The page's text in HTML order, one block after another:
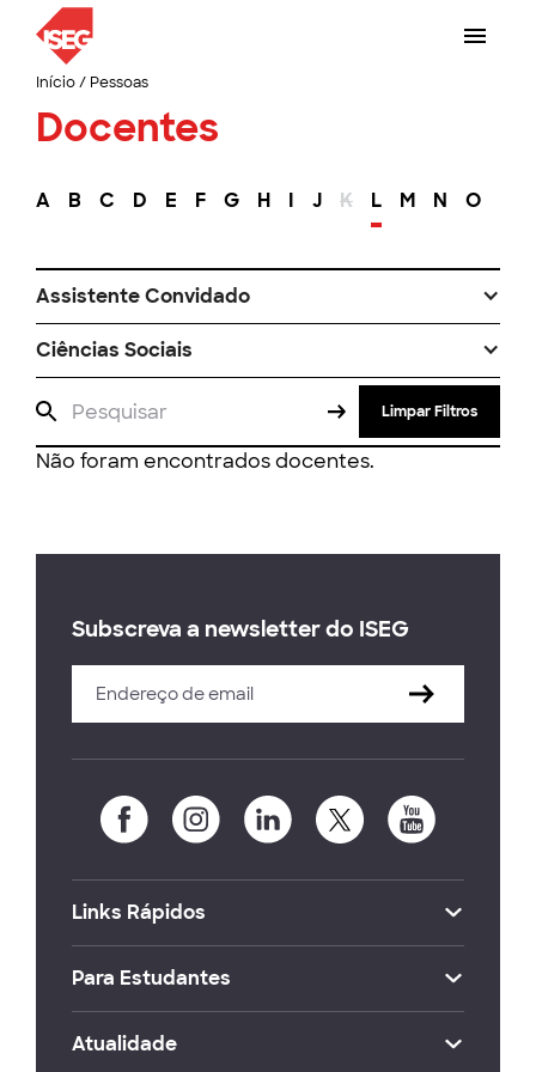
Início/ Pessoas
Docentes
A B C D E F G H I J K L M N O
Assistente Convidado
Ciências Sociais
Limpar Filtros
Não foram encontrados docentes.
Subscreva a newsletter do ISEG
Links Rápidos
Para Estudantes
Atualidade